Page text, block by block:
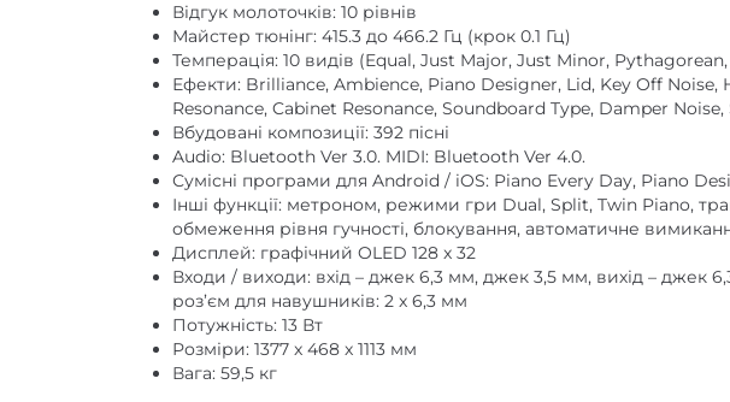
Відгук молоточків: 10 рівнів
Майстер тюнінг: 415.3 до 466.2 Гц (крок 0.1 Гц)
Темперація: 10 видів (Equal, Just Major, Just Minor,
Ефекти: Brilliance, Ambience, Piano Designer, Lid, Key Off
Resonance, Cabinet Resonance, Soundboard Type, Damper
Вбудовані композиції: 392 пісні
Audio: Bluetooth Ver 3.0. MIDI: Bluetooth Ver 4.0.
Сумісні програми для Android / iOS: Piano Every Day, Piano
Інші функції: метроном, режими гри Dual, Split, Twin Piano,
обмеження рівня гучності, блокування, автоматичне
Дисплей: графічний OLED 128 x 32
Входи / виходи: вхід – джек 6,3 мм, джек 3,5 мм, вихід – джек
роз’єм для навушників: 2 x 6,3 мм
Потужність: 13 Вт
Розміри: 1377 x 468 x 1113 мм
Вага: 59,5 кг